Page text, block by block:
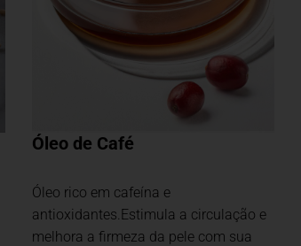
Óleo de Café
Óleo rico em cafeína e
antioxidantes.Estimula a circulação e
melhora a firmeza da pele com sua